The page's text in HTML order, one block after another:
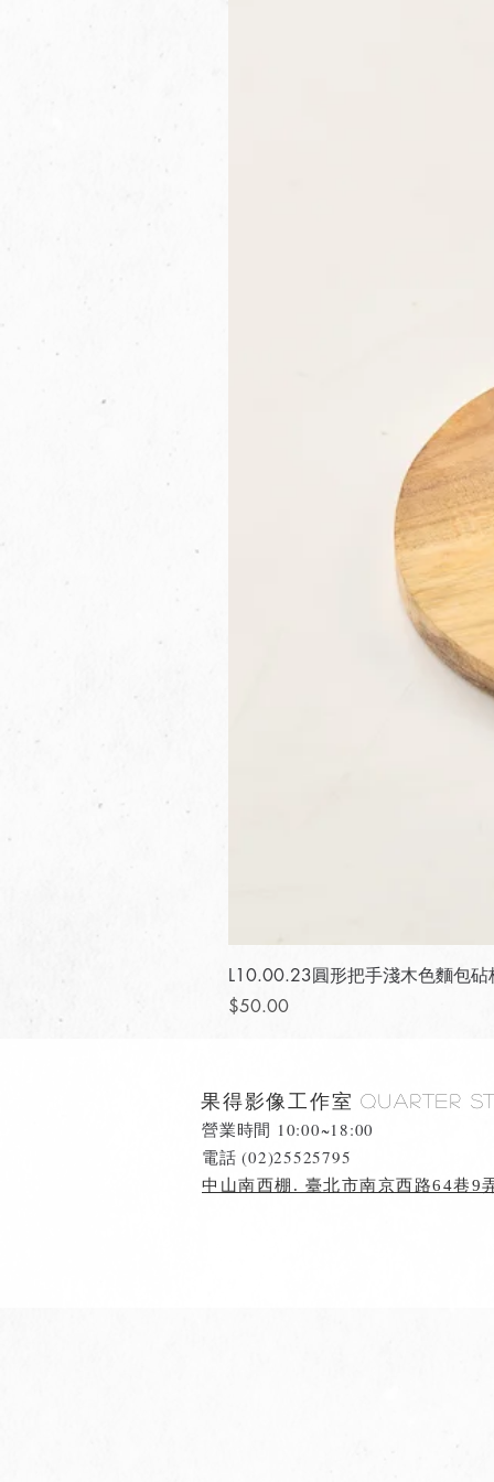
L10.00.23圓形把手淺木色麵包砧
價格
$50.00
果得影像工作室Quarter
營業時間 10:00~18:00
​電話 (02)25525795
中山南西棚. 臺北市南京西路64巷9